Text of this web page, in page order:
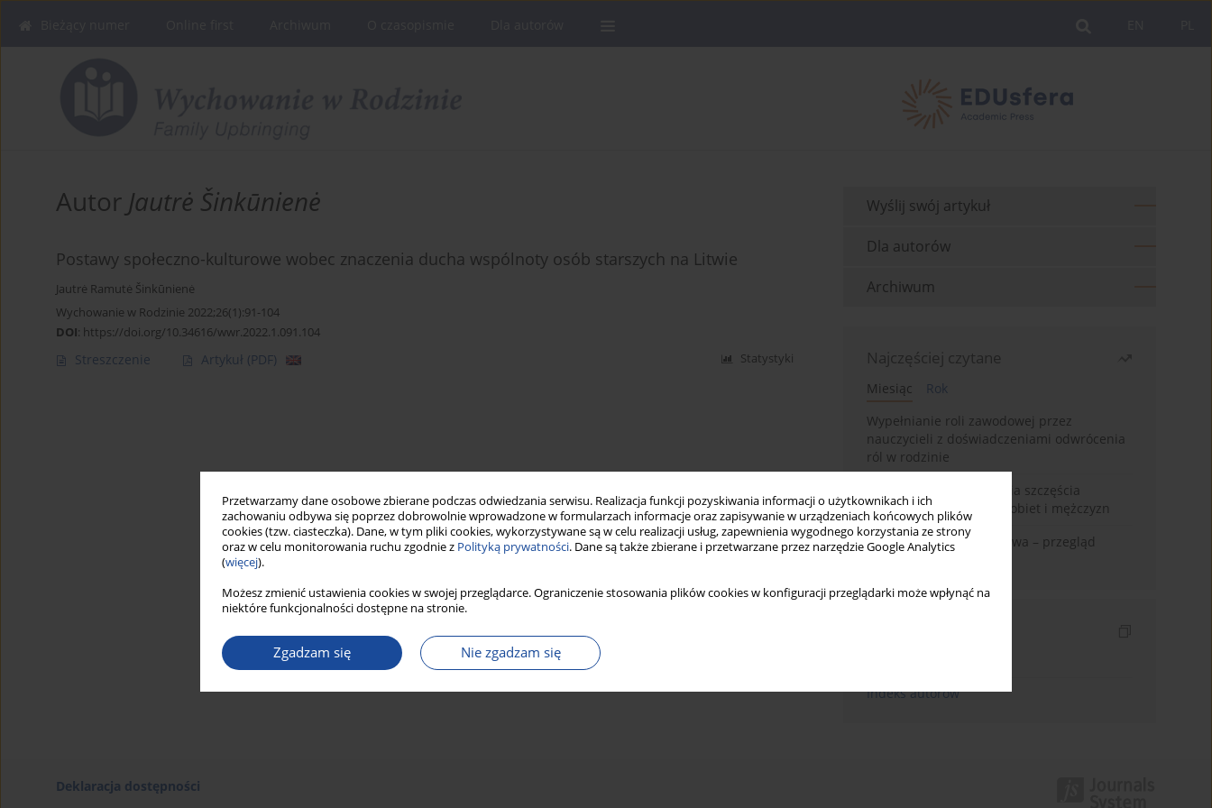
Przetwarzamy dane osobowe zbierane podczas odwiedzania serwisu. Realizacja funkcji pozyskiwania informacji o użytkownikach i ich
zachowaniu odbywa się poprzez dobrowolnie wprowadzone w formularzach informacje oraz zapisywanie w urządzeniach końcowych plików
cookies (tzw. ciasteczka). Dane, w tym pliki cookies, wykorzystywane są w celu realizacji usług, zapewnienia wygodnego korzystania ze strony
oraz w celu monitorowania ruchu zgodnie z Polityką prywatności. Dane są także zbierane i przetwarzane przez narzędzie Google Analytics
(więcej).
Możesz zmienić ustawienia cookies w swojej przeglądarce. Ograniczenie stosowania plików cookies w konfiguracji przeglądarki może wpłynąć na
niektóre funkcjonalności dostępne na stronie.
Zgadzam się Nie zgadzam się
Autor Jautrė Šinkūnienė
Postawy społeczno-kulturowe wobec znaczenia ducha wspólnoty osób starszych na Litwie
Jautrė Ramutė Šinkūnienė
Wychowanie w Rodzinie 2022;26(1):91-104
DOI: https://doi.org/10.34616/wwr.2022.1.091.104
Streszczenie Artykuł (PDF) Statystyki
Wyślij swój artykuł
Dla autorów
Archiwum
Najczęściej czytane
Miesiąc
Rok
Wypełnianie roli zawodowej przez
nauczycieli z doświadczeniami odwrócenia
ról w rodzinie
Uwarunkowania poczucia szczęścia
małżeńskiego w opinii kobiet i mężczyzn
Zadowolenie z małżeństwa – przegląd
badań
Indeks autorów
Deklaracja dostępności